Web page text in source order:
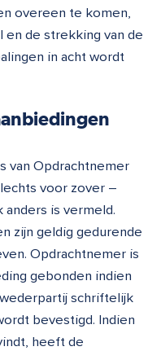
overeen te komen,
de strekking van de
in acht wordt
van Opdrachtnemer
voor zover –
is vermeld.
zijn geldig gedurende
Opdrachtnemer is
gebonden indien
schriftelijk
bevestigd. Indien
heeft de